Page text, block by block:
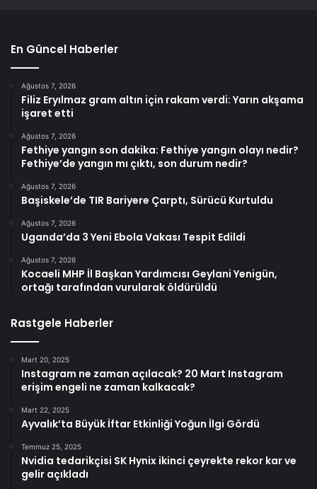
En Güncel Haberler
Ağustos 7, 2026
Filiz Eryılmaz gram altın için rakam verdi: Yarın akşama
işaret etti
Ağustos 7, 2026
Fethiye yangın son dakika: Fethiye yangın olayı nedir?
Fethiye’de yangın mı çıktı, son durum nedir?
Ağustos 7, 2026
Başiskele’de TIR Bariyere Çarptı, Sürücü Kurtuldu
Ağustos 7, 2026
Uganda’da 3 Yeni Ebola Vakası Tespit Edildi
Ağustos 7, 2026
Kocaeli MHP İl Başkan Yardımcısı Geylani Yenigün,
ortağı tarafından vurularak öldürüldü
Rastgele Haberler
Mart 20, 2025
Instagram ne zaman açılacak? 20 Mart Instagram
erişim engeli ne zaman kalkacak?
Mart 22, 2025
Ayvalık’ta Büyük İftar Etkinliği Yoğun İlgi Gördü
Temmuz 25, 2025
Nvidia tedarikçisi SK Hynix ikinci çeyrekte rekor kar ve
gelir açıkladı